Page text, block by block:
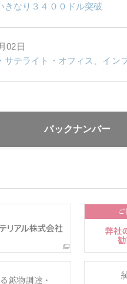
きなり３４００ドル突破
02日
サテライト・オフィス、イン
バックナンバー